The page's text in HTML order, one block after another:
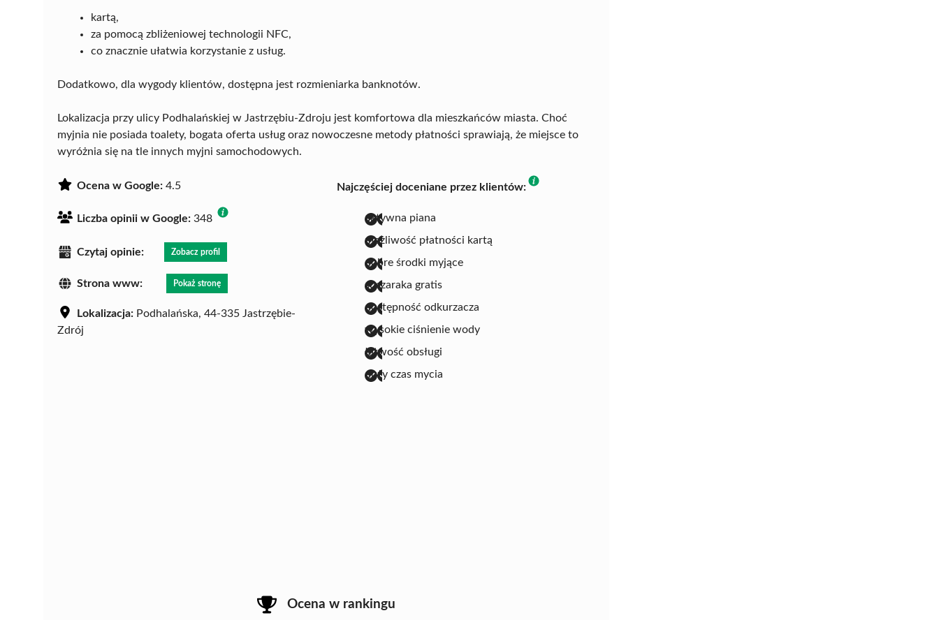
kartą,
za pomocą zbliżeniowej technologii NFC,
co znacznie ułatwia korzystanie z usług.
Dodatkowo, dla wygody klientów, dostępna jest rozmieniarka banknotów.
Lokalizacja przy ulicy Podhalańskiej w Jastrzębiu-Zdroju jest komfortowa dla mieszkańców miasta. Choć
myjnia nie posiada toalety, bogata oferta usług oraz nowoczesne metody płatności sprawiają, że miejsce to
wyróżnia się na tle innych myjni samochodowych.
Ocena w Google: 4.5
Liczba opinii w Google: 348
Czytaj opinie: Zobacz profil
Strona www: Pokaż stronę
Lokalizacja: Podhalańska, 44-335 Jastrzębie-
Zdrój
Najczęściej doceniane przez klientów:
aktywna piana
możliwość płatności kartą
dobre środki myjące
suszaraka gratis
dostępność odkurzacza
wysokie ciśnienie wody
łatwość obsługi
duży czas mycia
Ocena w rankingu